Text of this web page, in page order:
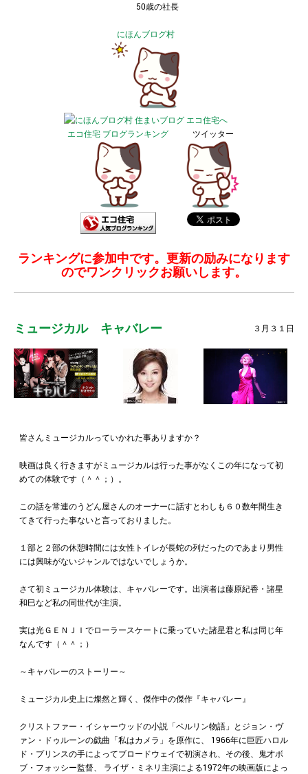
50歳の社長
にほんブログ村
エコ住宅 ブログランキング ツイッター
ランキングに参加中です。更新の励みになります
のでワンクリックお願いします。
ミュージカル キャバレー ３月３１日
皆さんミュージカルっていかれた事ありますか？
映画は良く行きますがミュージカルは行った事がなくこの年になって初
めての体験です（＾＾；）。
この話を常連のうどん屋さんのオーナーに話すとわしも６０数年間生き
てきて行った事ないと言っておりました。
１部と２部の休憩時間には女性トイレが長蛇の列だったのであまり男性
には興味がないジャンルではないでしょうか。
さて初ミュージカル体験は、キャバレーです。出演者は藤原紀香・諸星
和巳など私の同世代が主演。
実は光ＧＥＮＪＩでローラースケートに乗っていた諸星君と私は同じ年
なんです（＾＾；）
～キャバレーのストーリー～
ミュージカル史上に燦然と輝く、傑作中の傑作『キャバレー』
クリストファー・イシャーウッドの小説「ベルリン物語」とジョン・ヴ
ァン・ドゥルーンの戯曲「私はカメラ」を原作に、 1966年に巨匠ハロル
ド・プリンスの手によってブロードウェイで初演され、その後、鬼才ボ
ブ・フォッシー監督、 ライザ・ミネリ主演による1972年の映画版によっ